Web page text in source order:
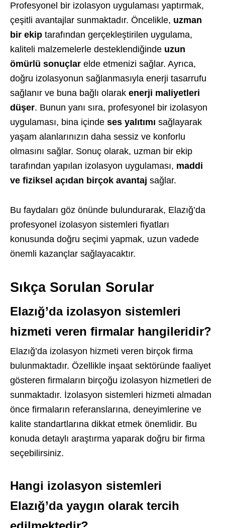
Profesyonel bir izolasyon uygulaması yaptırmak,
çeşitli avantajlar sunmaktadır. Öncelikle, uzman
bir ekip tarafından gerçekleştirilen uygulama,
kaliteli malzemelerle desteklendiğinde uzun
ömürlü sonuçlar elde etmenizi sağlar. Ayrıca,
doğru izolasyonun sağlanmasıyla enerji tasarrufu
sağlanır ve buna bağlı olarak enerji maliyetleri
düşer. Bunun yanı sıra, profesyonel bir izolasyon
uygulaması, bina içinde ses yalıtımı sağlayarak
yaşam alanlarınızın daha sessiz ve konforlu
olmasını sağlar. Sonuç olarak, uzman bir ekip
tarafından yapılan izolasyon uygulaması, maddi
ve fiziksel açıdan birçok avantaj sağlar.
Bu faydaları göz önünde bulundurarak, Elazığ’da
profesyonel izolasyon sistemleri fiyatları
konusunda doğru seçimi yapmak, uzun vadede
önemli kazançlar sağlayacaktır.
Sıkça Sorulan Sorular
Elazığ’da izolasyon sistemleri
hizmeti veren firmalar hangileridir?
Elazığ’da izolasyon hizmeti veren birçok firma
bulunmaktadır. Özellikle inşaat sektöründe faaliyet
gösteren firmaların birçoğu izolasyon hizmetleri de
sunmaktadır. İzolasyon sistemleri hizmeti almadan
önce firmaların referanslarına, deneyimlerine ve
kalite standartlarına dikkat etmek önemlidir. Bu
konuda detaylı araştırma yaparak doğru bir firma
seçebilirsiniz.
Hangi izolasyon sistemleri
Elazığ’da yaygın olarak tercih